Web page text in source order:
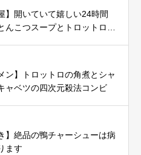
】開いていて嬉しい24時間
こつスープとトロットロ味
ン】トロットロの角煮とシャ
ャベツの四次元殺法コンビ
】絶品の鴨チャーシューは病
ます